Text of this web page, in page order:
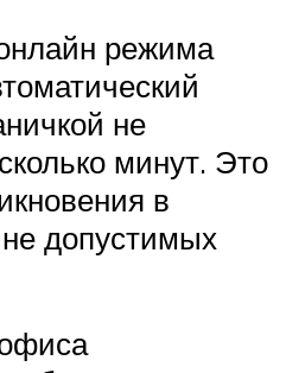
режима
не
минут. Это
в
допустимых